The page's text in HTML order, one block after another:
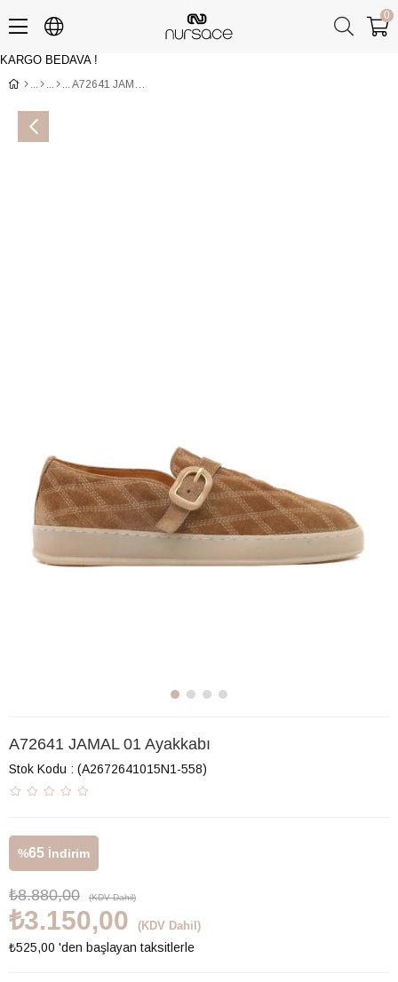
KARGO BEDAVA !
0
A72641 JAMAL 01 Ayakkabı
A72641 JAMAL 01 Ayakkabı
Stok Kodu (A2672641015N1-558)
%65 İndirim
₺8.880,00 (KDV Dahil)
₺3.150,00 (KDV Dahil)
₺525,00 'den başlayan taksitlerle